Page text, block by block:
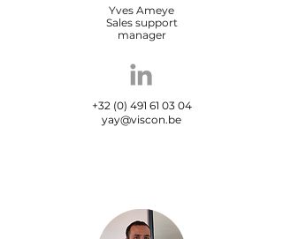
Yves Ameye
Sales support
manager
+32 (0) 491 61 03 04
yay@viscon.be